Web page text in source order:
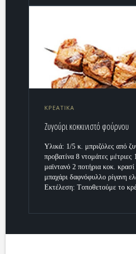
ΚΡΕΑΤΙΚΑ
Ζυγούρι κοκκινιστό φούρνου
Υλικά: 1/5 κ. μπριζόλες από
προβατίνα 8 ντομάτες μέτριες
μαϊντανό 2 ποτήρια κοκ. κρασί
μπαχάρι δαφνόφυλλο ρίγανη
Εκτέλεση: Τoποθετούμε το